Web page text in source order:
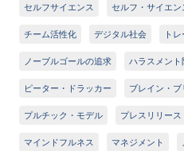
セルフサイエンス セルフ・サイエン
チーム活性化 デジタル社会 ト
ノーブルゴールの追求 ハラスメント
ピーター・ドラッカー ブレイン・
プルチック・モデル プレスリリース
マインドフルネス マネジメント